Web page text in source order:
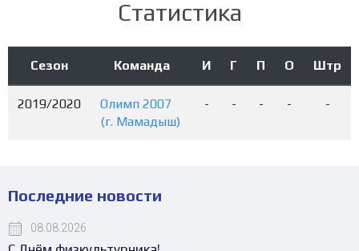
Статистика
Сезон Команда И Г П О Штр
2019/2020
Олимп 2007
(г. Мамадыш)
- - - - -
Последние новости
08.08.2026